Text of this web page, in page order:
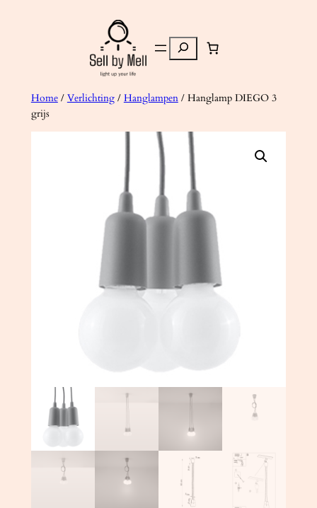
Zoeken
Home/ Verlichting/ Hanglampen/ Hanglamp DIEGO 3
grijs